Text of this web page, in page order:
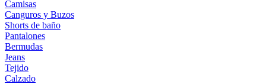
Camisas
Canguros y Buzos
Shorts de baño
Pantalones
Bermudas
Jeans
Tejido
Calzado